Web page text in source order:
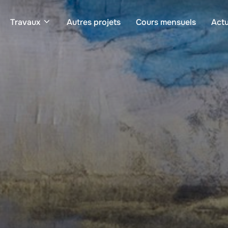
Travaux Autres projets Cours mensuels